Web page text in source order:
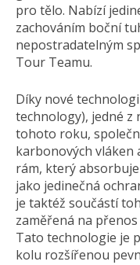
pro tělo. Nabízí
zachováním boční
nepostradatelným
Tour Teamu.
Díky nové
technology), jedné z
tohoto roku,
karbonových vláken
rám, který
jako jedinečná
je taktéž součástí
zaměřená na
Tato technologie je
kolu rozšířenou